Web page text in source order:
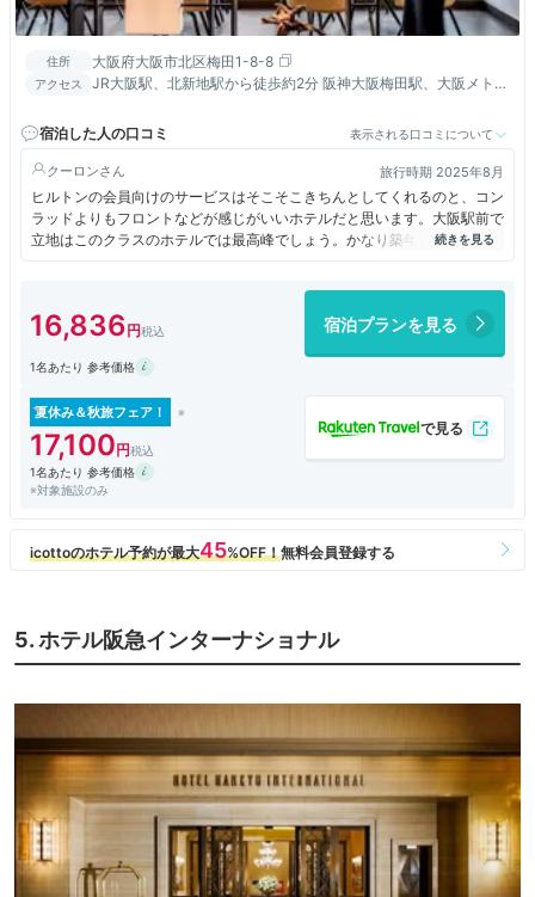
住所 大阪府大阪市北区梅田1-8-8
アクセス
JR大阪駅、北新地駅から徒歩約2分 阪神大阪梅田駅、大阪メトロ
徒歩約5分 阪急大阪梅田駅から徒歩約7分
宿泊した人の口コミ 表示される口コミについて
クーロン 旅行時期 2025年8月
ヒルトンの会員向けのサービスはそこそこきちんとしてくれるのと、コン
ラッドよりもフロントなどが感じがいいホテルだと思います。大阪駅前で
立地はこのクラスのホテルでは最高峰でしょう。かなり築年数は経ってい
るので、廊下はあら？と思う作りですが、客室は使いやすい作りで気に入
16,836 宿泊プランを見る
1名あたり 参考価格
夏休み＆秋旅フェア！
17,100
1名あたり 参考価格
※対象施設のみ
5. ホテル阪急インターナショナル